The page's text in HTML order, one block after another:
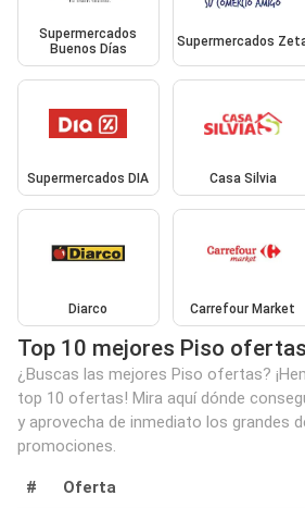
Supermercados
Buenos Días
Supermercados
Supermercados DIA Casa Silvia
Diarco Carrefour Market
Top 10 mejores Piso ofertas
¿Buscas las mejores Piso ofertas?
top 10 ofertas! Mira aquí dónde
y aprovecha de inmediato los grandes
promociones.
# Oferta